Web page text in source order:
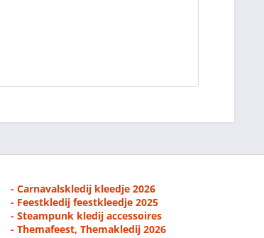
- Carnavalskledij kleedje 2026
- Feestkledij feestkleedje 2025
- Steampunk kledij accessoires
- Themafeest, Themakledij 2026